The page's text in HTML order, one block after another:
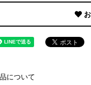
について